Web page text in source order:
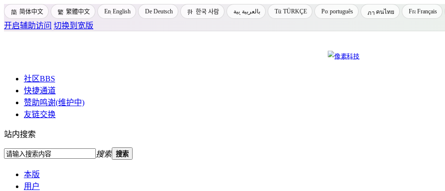
简体中文 繁體中文 English Deutsch 한국 사람 بالعربية TÜRKÇE português คนไทย Français
开启辅助访问 切换到宽版
社区BBS
快捷通道
赞助鸣谢(维护中)
友链交换
站内搜索
搜索 搜索
本版
用户